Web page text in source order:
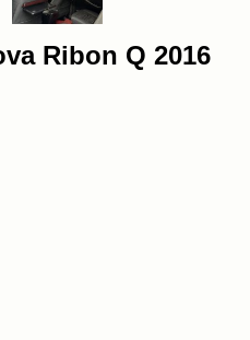
Ribon Q 2016